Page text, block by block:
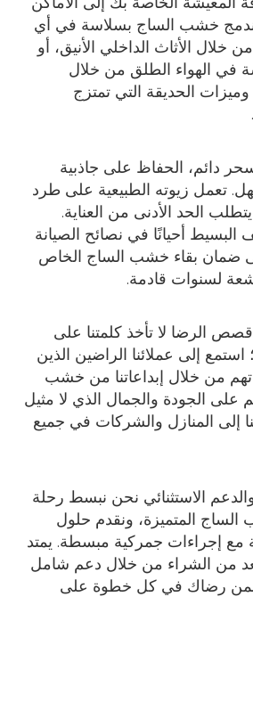
يندمج خشب الساج بسلاسة في أي
الأثاث الداخلي الأنيق، أو
في الهواء الطلق من خلال
الحديقة التي تمتزج
دائم، الحفاظ على جاذبية
تعمل زيوته الطبيعية على طرد
الحد الأدنى من العناية.
البسيط أحيانًا في نصائح الصيانة
ضمان بقاء خشب الساج الخاص
لسنوات قادمة.
الرضا لا تأخذ كلمتنا على
إلى عملائنا الراضين الذين
من خلال إبداعاتنا من خشب
الجودة والجمال الذي لا مثيل
إلى المنازل والشركات في جميع
الاستثنائي نحن نبسط رحلة
المتميزة، ونقدم حلول
مع إجراءات جمركية مبسطة. يمتد
من الشراء من خلال دعم شامل
يضمن رضاك ​​في كل خطوة على